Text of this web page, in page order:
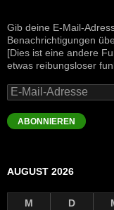
Gib deine E-Mail-
Benachrichtigungen
[Dies ist eine andere
etwas reibungsloser
E-
Mail-
Adresse
ABONNIEREN
AUGUST 2026
M D